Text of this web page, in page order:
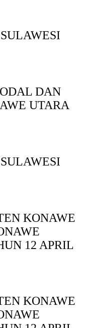
DAN
UTARA
KONAWE
12 APRIL
KONAWE